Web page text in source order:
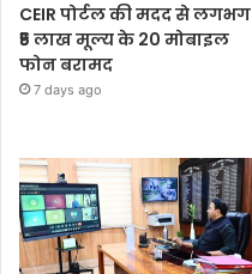
CEIR पोर्टल की मदद से लगभग
₹5 लाख मूल्य के 20 मोबाइल
फोन बरामद
7 days ago